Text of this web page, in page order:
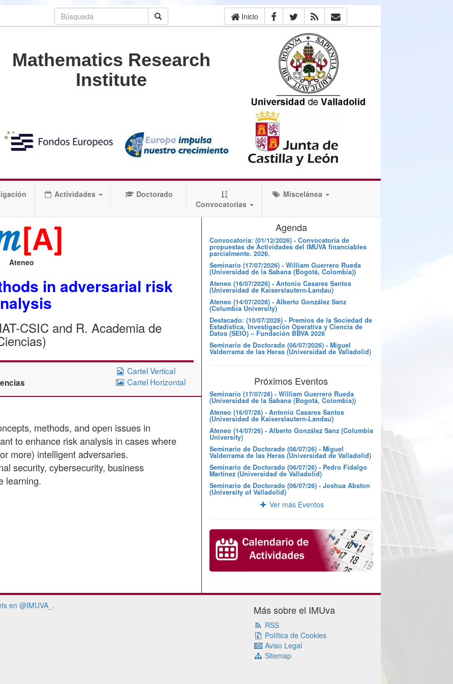
Inicio
Mathematics Research
Institute
Actividades
Doctorado
Convocatorias
Miscelánea
Ateneo
in adversarial risk
CSIC and R. Academia de
Cartel Vertical
Cartel Horizontal
methods, and open issues in
to enhance risk analysis in cases where
more) intelligent adversaries.
security, cybersecurity, business
learning.
Agenda
Convocatoria: (01/12/2026) - Convocatoria de
propuestas de Actividades del IMUVA financiables
parcialmente. 2026.
Seminario (17/07/2026) - William Guerrero Rueda
(Universidad de la Sabana (Bogotá, Colombia))
Ateneo (16/07/2026) - Antonio Casares Santos
(Universidad de Kaiserslautern-Landau)
Ateneo (14/07/2026) - Alberto González Sanz
(Columbia University)
Destacado: (10/07/2026) - Premios de la Sociedad de
Estadística, Investigación Operativa y Ciencia de
Datos (SEIO) – Fundación BBVA 2026
Seminario de Doctorado (06/07/2026) - Miguel
Valderrama de las Heras (Universidad de Valladolid)
Próximos Eventos
Seminario (17/07/26) - William Guerrero Rueda
(Universidad de la Sabana (Bogotá, Colombia))
Ateneo (16/07/26) - Antonio Casares Santos
(Universidad de Kaiserslautern-Landau)
Ateneo (14/07/26) - Alberto González Sanz (Columbia
University)
Seminario de Doctorado (06/07/26) - Miguel
Valderrama de las Heras (Universidad de Valladolid)
Seminario de Doctorado (06/07/26) - Pedro Fidalgo
Martínez (Universidad de Valladolid)
Seminario de Doctorado (06/07/26) - Joshua Abston
(University of Valladolid)
Ver más Eventos
en @IMUVA_. Más sobre el IMUva
RSS
Política de Cookies
Aviso Legal
Sitemap